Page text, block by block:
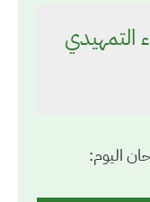
التمهيدي
اليوم: